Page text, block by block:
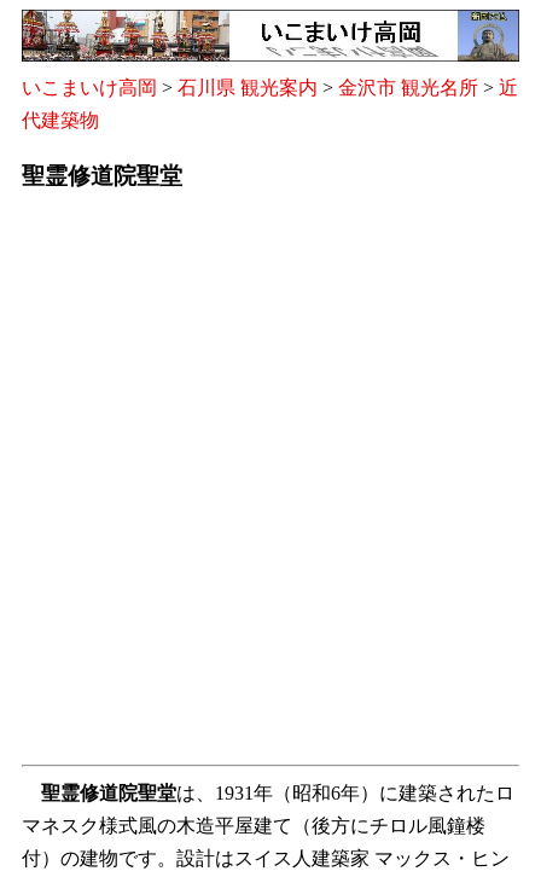
いこまいけ高岡 > 石川県 観光案内 > 金沢市 観光名所 > 近
代建築物
聖霊修道院聖堂
聖霊修道院聖堂は、1931年（昭和6年）に建築されたロ
マネスク様式風の木造平屋建て（後方にチロル風鐘楼
付）の建物です。設計はスイス人建築家 マックス・ヒン